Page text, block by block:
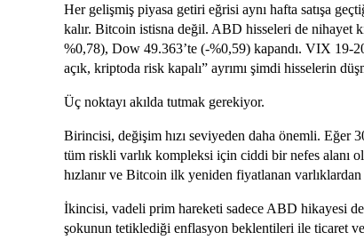
Her gelişmiş piyasa getiri eğrisi aynı hafta satışa
kalır. Bitcoin istisna değil. ABD hisseleri de nihayet
%0,78), Dow 49.363’te (-%0,59) kapandı. VIX 19-
açık, kriptoda risk kapalı” ayrımı şimdi hisselerin
Üç noktayı akılda tutmak gerekiyor.
Birincisi, değişim hızı seviyeden daha önemli. Eğer
tüm riskli varlık kompleksi için ciddi bir nefes alanı
hızlanır ve Bitcoin ilk yeniden fiyatlanan
İkincisi, vadeli prim hareketi sadece ABD hikayesi
şokunun tetiklediği enflasyon beklentileri ile ticaret ve